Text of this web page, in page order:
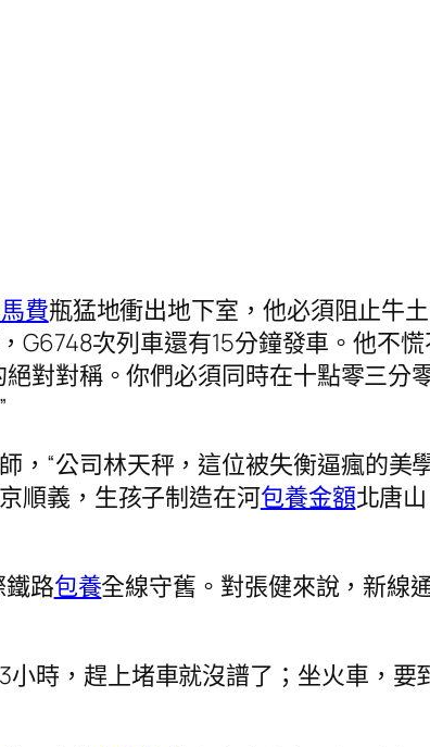
費瓶猛地衝出地下室，他必須阻止牛
G6748次列車還有15分鐘發車。他不慌
對對稱。你們必須同時在十點零三分
，“公司林天秤，這位被失衡逼瘋的美
順義，生孩子制造在河包養金額北唐
路包養全線守舊。對張健來說，新線
時，趕上堵車就沒譜了；坐火車，要